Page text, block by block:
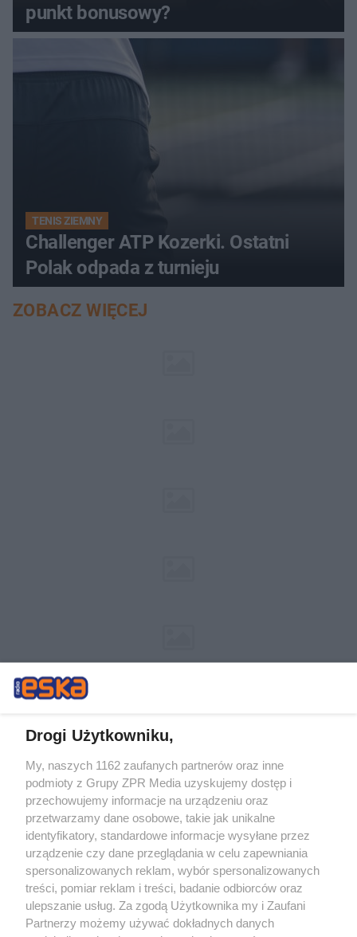
punkt bonusowy?
TENIS ZIEMNY
Challenger ATP Kozerki. Ostatni
Polak odpada z turnieju
ZOBACZ WIĘCEJ
Żaden utwór zamieszczony w serwisie nie może być powielany i
rozpowszechniany lub dalej rozpowszechniany w jakikolwiek sposób (w
tym także elektroniczny lub mechaniczny) na jakimkolwiek polu
eksploatacji w jakiejkolwiek formie, włącznie z umieszczaniem w
Internecie bez pisemnej zgody właściciela praw. Jakiekolwiek użycie lub
wykorzystanie utworów w całości lub w części z naruszeniem prawa,
tzn. bez właściwej zgody, jest zabronione pod groźbą kary i może być
ścigane prawnie.
Drogi Użytkowniku,
My, naszych 1162 zaufanych partnerów oraz inne
podmioty z Grupy ZPR Media uzyskujemy dostęp i
przechowujemy informacje na urządzeniu oraz
przetwarzamy dane osobowe, takie jak unikalne
identyfikatory, standardowe informacje wysyłane przez
urządzenie czy dane przeglądania w celu zapewniania
spersonalizowanych reklam, wybór spersonalizowanych
treści, pomiar reklam i treści, badanie odbiorców oraz
ulepszanie usług. Za zgodą Użytkownika my i Zaufani
Partnerzy możemy używać dokładnych danych